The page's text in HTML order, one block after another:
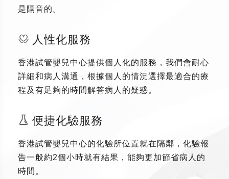
是隔音的。
人性化服務
香港試管嬰兒中心提供個人化的服務，我們會耐心
詳細和病人溝通，根據個人的情況選擇最適合的療
程及有足夠的時間解答病人的疑惑。
便捷化驗服務
香港試管嬰兒中心的化驗所位置就在隔鄰，化驗報
告一般約2個小時就有結果，能夠更加節省病人的
時間。